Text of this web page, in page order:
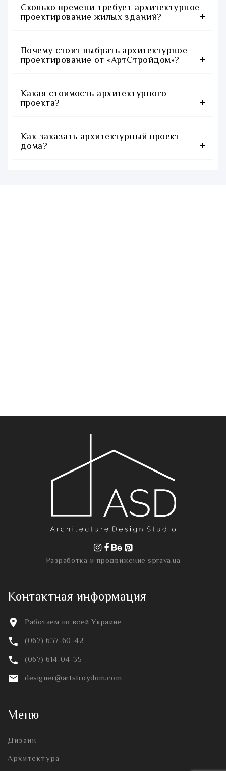
Сколько времени требует архитектурное
проектирование жилых зданий?
Почему стоит выбрать архитектурное
проектирование от «АртСтройдом»?
Какая стоимость архитектурного
проекта?
Как заказать архитектурный проект
дома?
Разработка и продвижениеsprava.ua
Контактная информация
Работаем по всей Украине
(067) 637-60-42
(067) 614-04-35
designer@artstroydom.com
Меню
Дизайн
Архитектура